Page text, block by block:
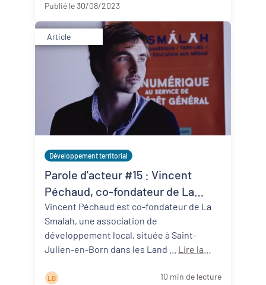
Publié le 30/08/2023
Article
Développement territorial
Parole d'acteur #15 : Vincent
Péchaud, co-fondateur de La
Smalah (40)
Vincent Péchaud est co-fondateur de La
Smalah, une association de
développement local, située à Saint-
Lire la
L B
10 min de lecture